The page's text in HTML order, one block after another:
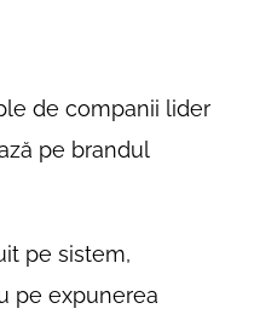
de companii lider
pe brandul
pe sistem,
pe expunerea